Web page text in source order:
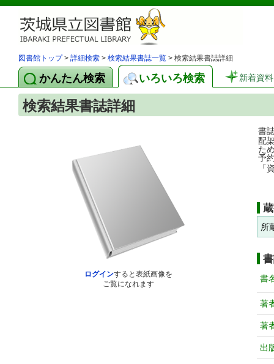
図書館トップ> 詳細検索 > 検索結果書誌一覧 > 検索結果書誌詳細
かんたん検索 いろいろ検索 新着資料
検索結果書誌詳細
ログインすると表紙画像を
ご覧になれます
書
配
た
予
「
所
書
著
著
出